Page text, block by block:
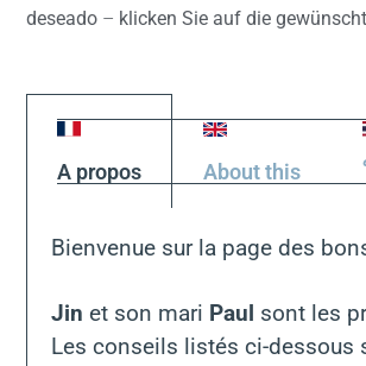
o
k
p
y
deseado – klicken Sie auf die
A propos About this
Bienvenue sur la page des
Jin et son mari Paul sont les
Les conseils listés ci-dessous